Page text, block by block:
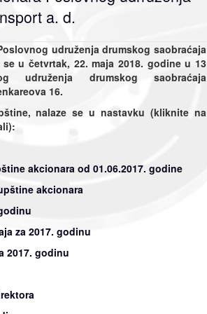
a. d.
udruženja drumskog saobraćaja
u četvrtak, 22. maja 2018. godine u 13
udruženja drumskog saobraćaja
16.
nalaze se u nastavku (kliknite na
akcionara od 01.06.2017. godine
akcionara
za 2017. godinu
2017. godinu